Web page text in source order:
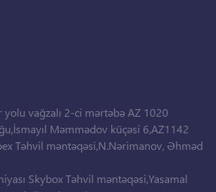
yolu vağzalı 2-ci mərtəbə AZ 1020
Məmmədov küçəsi 6,AZ1142
Təhvil məntəqəsi,N.Nərimanov, Əhməd
Skybox Təhvil məntəqəsi,Yasamal